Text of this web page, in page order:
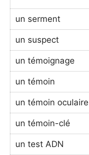
un serment
un suspect
un témoignage
un témoin
un témoin oculaire
un témoin-clé
un test ADN